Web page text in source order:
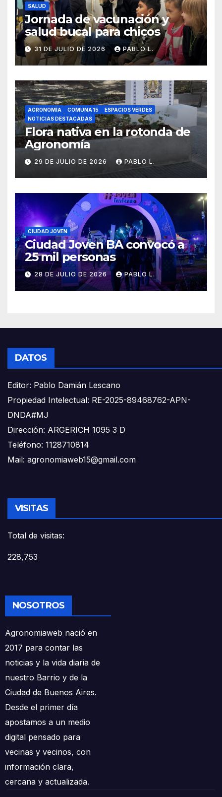
SALUD
Jornada de vacunación y
salud bucal para chicos
31 DE JULIO DE 2026 PABLO L.
AGRONOMÍA COMUNA 15
ESPACIOS VERDES
NOTICIAS DESTACADAS
Flora nativa en la rotonda de
Agronomía
29 DE JULIO DE 2026 PABLO L.
CIUDAD JOVEN
Ciudad Joven BA convocó a
25 mil personas
28 DE JULIO DE 2026 PABLO L.
DATOS
Editor: Pablo Damián Lescano
Propiedad Intelectual: RE-2025-89468762-APN-
DNDA#MJ
Dirección: ARGERICH 1095 3 D
Teléfono: 1128710814
Mail: agronomiaweb15@gmail.com
VISITAS
Total de visitas:
228,753
NOSOTROS
Agronomiaweb nació en
2017 para contar las
noticias y la vida diaria de
nuestro Barrio y de la
Ciudad de Buenos Aires.
Desde el primer día
apostamos a un medio
digital pensado para
vecinas y vecinos, con
información clara,
cercana y actualizada.